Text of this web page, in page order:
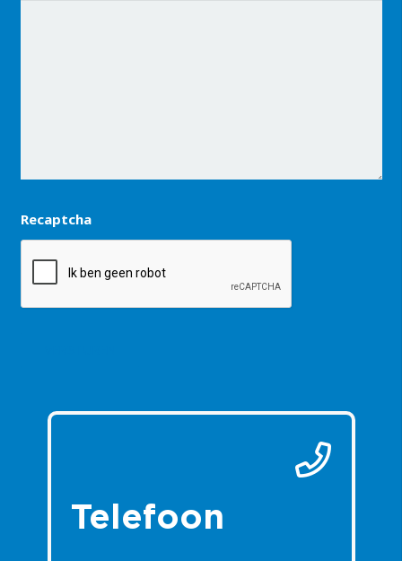
Recaptcha
Telefoon